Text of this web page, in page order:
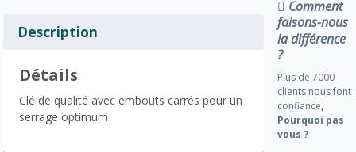
Description
Détails
Clé de qualité avec embouts carrés pour un
serrage optimum
Comment
faisons-nous
la différence
?
Plus de 7000
clients nous font
confiance,
Pourquoi pas
vous ?